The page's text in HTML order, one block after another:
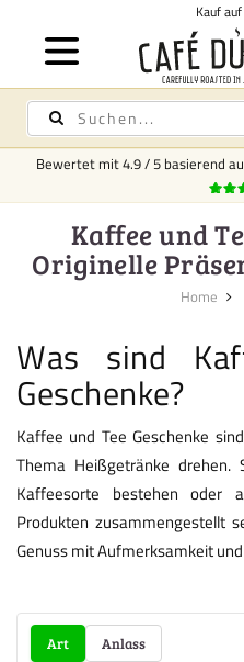
Kauf
Bewertet mit4.9/5 basierend
Kaffee und
Originelle
Home
Was sind
Geschenke?
Kaffee und Tee Geschenke
Thema Heißgetränke drehen.
Kaffeesorte bestehen oder
Produkten zusammengestellt
Genuss mit Aufmerksamkeit
Art Anlass